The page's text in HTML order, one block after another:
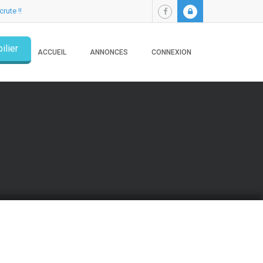
!!
ACCUEIL ANNONCES CONNEXION